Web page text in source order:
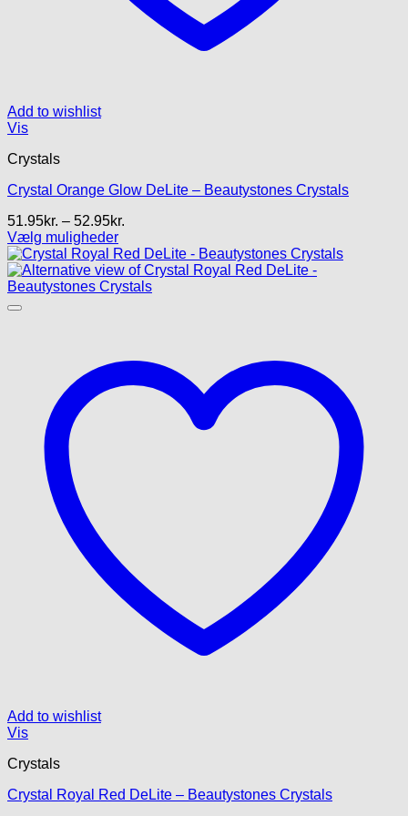
Add to wishlist
Vis
Crystals
Crystal Orange Glow DeLite – Beautystones Crystals
51.95kr. – 52.95kr.
til
52.95kr.
Vælg muligheder
Dette
vare
har
flere
varesiden
Add to wishlist
Vis
Crystals
Crystal Royal Red DeLite – Beautystones Crystals